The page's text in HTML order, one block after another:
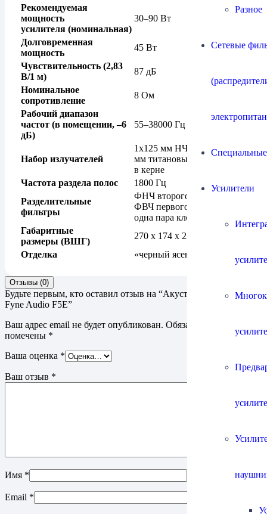
Разное
Сетевые
Усилители
Рекомендуемая
мощность
усилителя (номинальная)
30–90 Вт
Долговременная
мощность
45 Вт
Чувствительность (2,83
В/1 м)
87 дБ
Номинальное
сопротивление
8 Ом
Рабочий диапазон
частот (в помещении, –6
дБ)
55–38000 Гц
Набор излучателей
1х125 мм НЧ IsoFlare с 19-
мм титановым ВЧ-куполом
в керне
Частота раздела полос
1800 Гц
Разделительные
фильтры
ФНЧ второго порядка,
ФВЧ первого порядка,
одна пара клемм
Габаритные
размеры (ВШГ)
270 х 174 х 228 мм
Отделка
«черный ясень»
Отзывы (0)
Будьте первым, кто оставил отзыв на “Акустическая система
Fyne Audio F5E”
Ваш адрес email не будет опубликован. Обязательные поля
помечены *
Ваша оценка *
Ваш отзыв *
Имя *
Email *